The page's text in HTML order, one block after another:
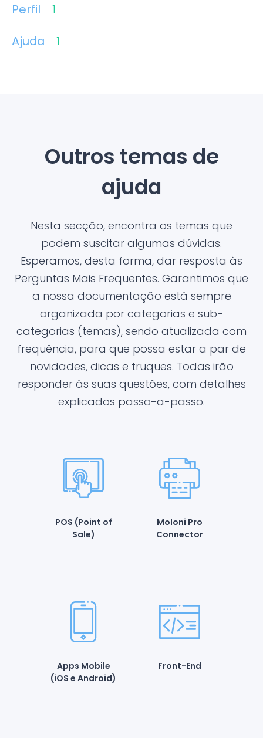
Perfil
1
Ajuda
1
Outros temas de
ajuda
Nesta secção, encontra os temas que
podem suscitar algumas dúvidas.
Esperamos, desta forma, dar resposta às
Perguntas Mais Frequentes. Garantimos que
a nossa documentação está sempre
organizada por categorias e sub-
categorias (temas), sendo atualizada com
frequência, para que possa estar a par de
novidades, dicas e truques. Todas irão
responder às suas questões, com detalhes
explicados passo-a-passo.
POS (Point of
Sale)
Moloni Pro
Connector
Apps Mobile
(iOS e Android)
Front-End